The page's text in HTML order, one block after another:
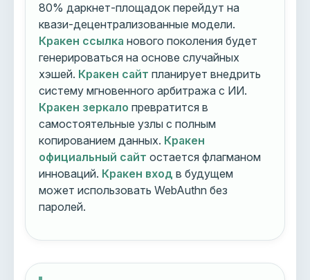
80% даркнет-площадок перейдут на
квази-децентрализованные модели.
Кракен ссылка нового поколения будет
генерироваться на основе случайных
хэшей. Кракен сайт планирует внедрить
систему мгновенного арбитража с ИИ.
Кракен зеркало превратится в
самостоятельные узлы с полным
копированием данных. Кракен
официальный сайт остается флагманом
инноваций. Кракен вход в будущем
может использовать WebAuthn без
паролей.